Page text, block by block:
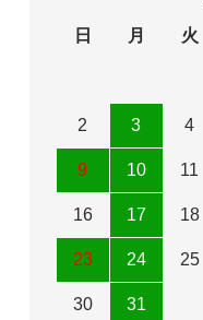
日
月 火
2 3 4
9 10 11
16 17 18
23 24 25
30 31